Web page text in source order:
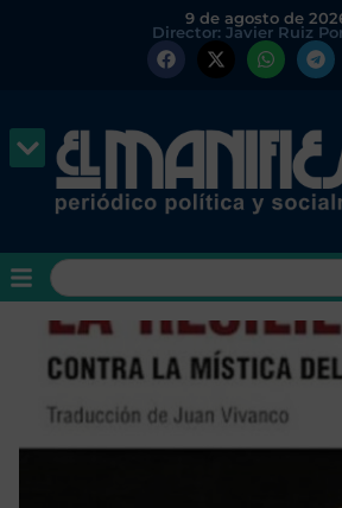
9 de agosto de
Director: Javier Ruiz